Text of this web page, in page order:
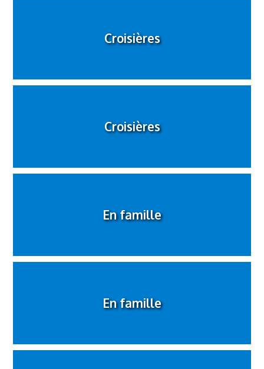
Croisières
Croisières
En famille
En famille